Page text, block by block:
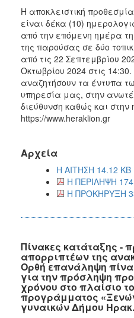
Η αποκλειστική
είναι δέκα (10)
από την επόμενη ημέρα
της παρούσας σε δύο
από τις 22 Σεπτεμβρίου
Οκτωβρίου 2024 στις
αναζητήσουν τα έντυπα
υπηρεσία μας, στην
διεύθυνση καθώς και στην
https://www.heraklion.gr
Αρχεία
Η ΑΙΤΗΣΗ 14.12 KB
Η ΠΕΡΙΛΗΨΗ
Η ΠΡΟΚΗΡΥΞΗ
Πίνακες κατάταξης -
απορριπτέων της
Ορθή επανάληψη
για την πρόσληψη
χρόνου στο πλαίσιο
προγράμματος
γυναικών Δήμου